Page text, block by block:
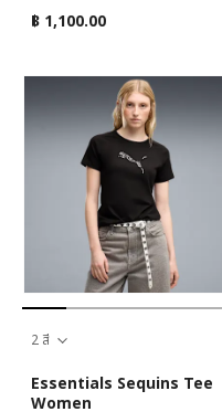
฿ 1,100.00
2 สี
Essentials Sequins Tee
Women